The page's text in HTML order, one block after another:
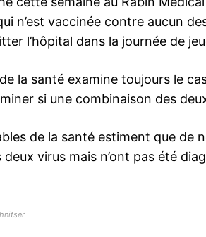
n’est vaccinée contre aucun
l’hôpital dans la journée de
la santé examine toujours le
si une combinaison des
de la santé estiment que de
virus mais n’ont pas été